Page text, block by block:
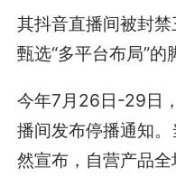
其抖音直播间被封
甄选“多平台布局”的
今年7月26日-29日
播间发布停播通知
然宣布，自营产品